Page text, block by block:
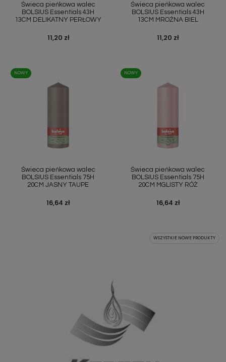
Świeca pieńkowa walec
BOLSIUS Essentials 43H
13CM DELIKATNY PERŁOWY
Cena
11,20 zł
Świeca pieńkowa walec
BOLSIUS Essentials 43H
13CM MROŹNA BIEL
Cena
11,20 zł
Świeca pieńkowa walec
BOLSIUS Essentials 75H
20CM JASNY TAUPE
Cena
16,64 zł
NOWY
Świeca pieńkowa walec
BOLSIUS Essentials 75H
20CM MGLISTY RÓŻ
Cena
16,64 zł
NOWY
WSZYSTKIE NOWE PRODUKTY